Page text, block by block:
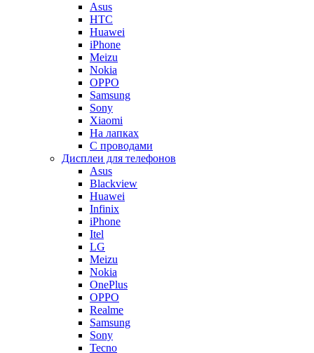
Asus
HTC
Huawei
iPhone
Meizu
Nokia
OPPO
Samsung
Sony
Xiaomi
На лапках
С проводами
Дисплеи для телефонов
Asus
Blackview
Huawei
Infinix
iPhone
Itel
LG
Meizu
Nokia
OnePlus
OPPO
Realme
Samsung
Sony
Tecno